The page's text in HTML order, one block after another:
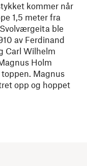
kommer når
1,5 meter fra
ble
av Ferdinand
Carl Wilhelm
Holm
Magnus
opp og hoppet